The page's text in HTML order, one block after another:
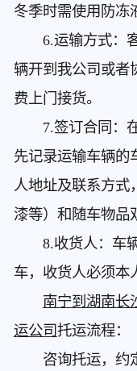
冬季时需使用防冻
6.运输方式：客
辆开到我公司或者
费上门接货。
7.签订合同：在
先记录运输车辆的
人地址及联系方式
漆等）和随车物品
8.收货人：车辆
车，收货人必须本
南宁到湖南长
运公司托运流程：
咨询托运，约定